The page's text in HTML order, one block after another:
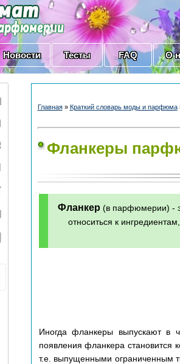
Новости Тесты FAQ О
Главная» Краткий словарь моды и парфюма
Фланкеры
Фланкер (в парфюмерии) -
относиться к
Иногда фланкеры выпускают в
появления фланкера становится
т.е. выпущенными ограниченным